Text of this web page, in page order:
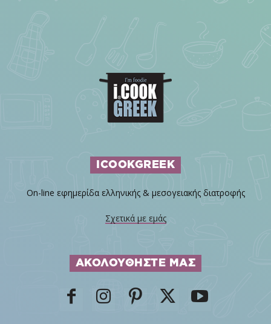
ICOOKGREEK
On-line εφημερίδα ελληνικής & μεσογειακής διατροφής
Σχετικά με εμάς
ΑΚΟΛΟΥΘΗΣΤΕ ΜΑΣ